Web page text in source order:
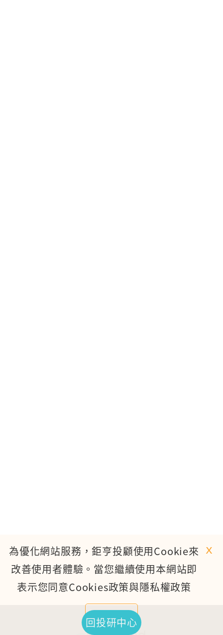
回投研中心
TOP
為優化網站服務，鉅亨投顧使用Cookie來
改善使用者體驗。當您繼續使用本網站即
表示您同意Cookies政策與隱私權政策
繼續使用
ｘ